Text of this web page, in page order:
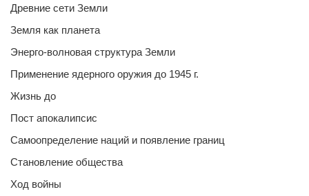
Древние сети Земли
Земля как планета
Энерго-волновая структура Земли
Применение ядерного оружия до 1945 г.
Жизнь до
Пост апокалипсис
Самоопределение наций и появление границ
Становление общества
Ход войны